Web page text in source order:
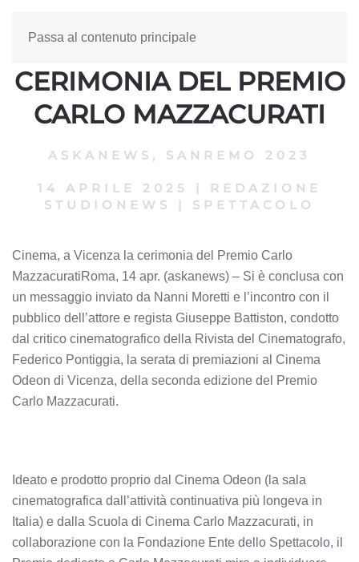
Passa al contenuto principale
CINEMA, A VICENZA LA
CERIMONIA DEL PREMIO
CARLO MAZZACURATI
ASKANEWS , SANREMO 2023
14 APRILE 2025 |
REDAZIONE
STUDIONEWS
| SPETTACOLO
Cinema, a Vicenza la cerimonia del Premio Carlo
MazzacuratiRoma, 14 apr. (askanews) – Si è conclusa con
un messaggio inviato da Nanni Moretti e l’incontro con il
pubblico dell’attore e regista Giuseppe Battiston, condotto
dal critico cinematografico della Rivista del Cinematografo,
Federico Pontiggia, la serata di premiazioni al Cinema
Odeon di Vicenza, della seconda edizione del Premio
Carlo Mazzacurati.
Ideato e prodotto proprio dal Cinema Odeon (la sala
cinematografica dall’attività continuativa più longeva in
Italia) e dalla Scuola di Cinema Carlo Mazzacurati, in
collaborazione con la Fondazione Ente dello Spettacolo, il